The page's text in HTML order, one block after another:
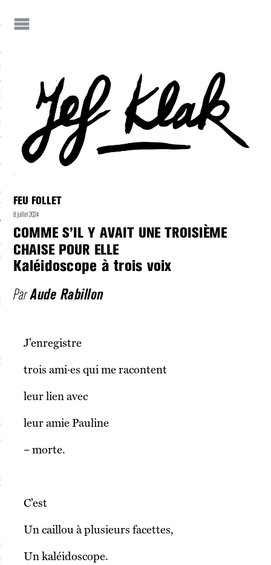
KLAK ?
S DE JEF
JEF KLAK !
LA REVUE
et politique
et prisons
LGBTQI
SOLEIL
luttes sociales
VAGUES
FEU FOLLET
8 juillet 2024
COMME S’IL Y AVAIT UNE TROISIÈME
CHAISE POUR ELLE
Kaléidoscope à trois voix
ParAude Rabillon
J’enregistre
trois ami·es qui me racontent
leur lien avec
leur amie Pauline
– morte.
C’est
Un caillou à plusieurs facettes,
Un kaléidoscope.